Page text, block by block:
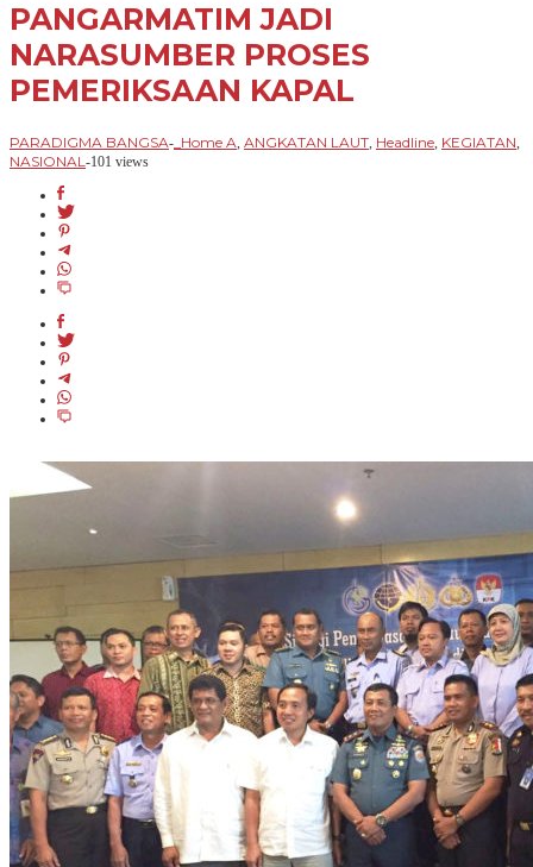
PANGARMATIM JADI
NARASUMBER PROSES
PEMERIKSAAN KAPAL
PARADIGMA BANGSA- _Home A, ANGKATAN LAUT, Headline, KEGIATAN,
NASIONAL -101 views